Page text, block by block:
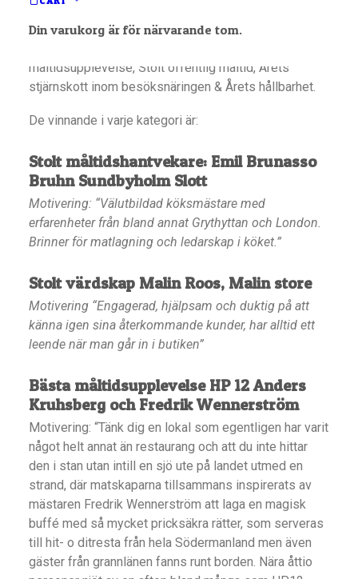
Din varukorg är för närvarande tom.
Prisutdelning i följande kategorier ägde rum: Stolt
måltidsupplevelse, Stolt offentlig måltid, Årets
stjärnskott inom besöksnäringen & Årets hållbarhet.
De vinnande i varje kategori är:
Stolt måltidshantvekare: Emil Brunasso
Bruhn Sundbyholm Slott
Motivering: “Välutbildad köksmästare med
erfarenheter från bland annat Grythyttan och London.
Brinner för matlagning och ledarskap i köket.”
Stolt värdskap Malin Roos, Malin store
Motivering “Engagerad, hjälpsam och duktig på att
känna igen sina återkommande kunder, har alltid ett
leende när man går in i butiken”
Bästa måltidsupplevelseHP 12 Anders
Kruhsberg och Fredrik Wennerström
Motivering: “Tänk dig en lokal som egentligen har varit
något helt annat än restaurang och att du inte hittar
den i stan utan intill en sjö ute på landet utmed en
strand, där matskaparna tillsammans inspirerats av
mästaren Fredrik Wennerström att laga en magisk
buffé med så mycket pricksäkra rätter, som serveras
till hit- o ditresta från hela Södermanland men även
gäster från grannlänen fanns runt borden. Nära åttio